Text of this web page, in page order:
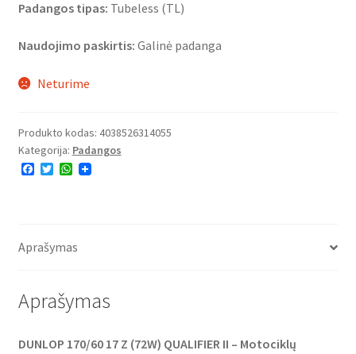
Padangos tipas: Tubeless (TL)
Naudojimo paskirtis: Galinė padanga
Neturime
Produkto kodas: 4038526314055
Kategorija: Padangos
F
o
T
r
W
p
Aprašymas
Aprašymas
DUNLOP 170/60 17 Z (72W) QUALIFIER II – Motociklų